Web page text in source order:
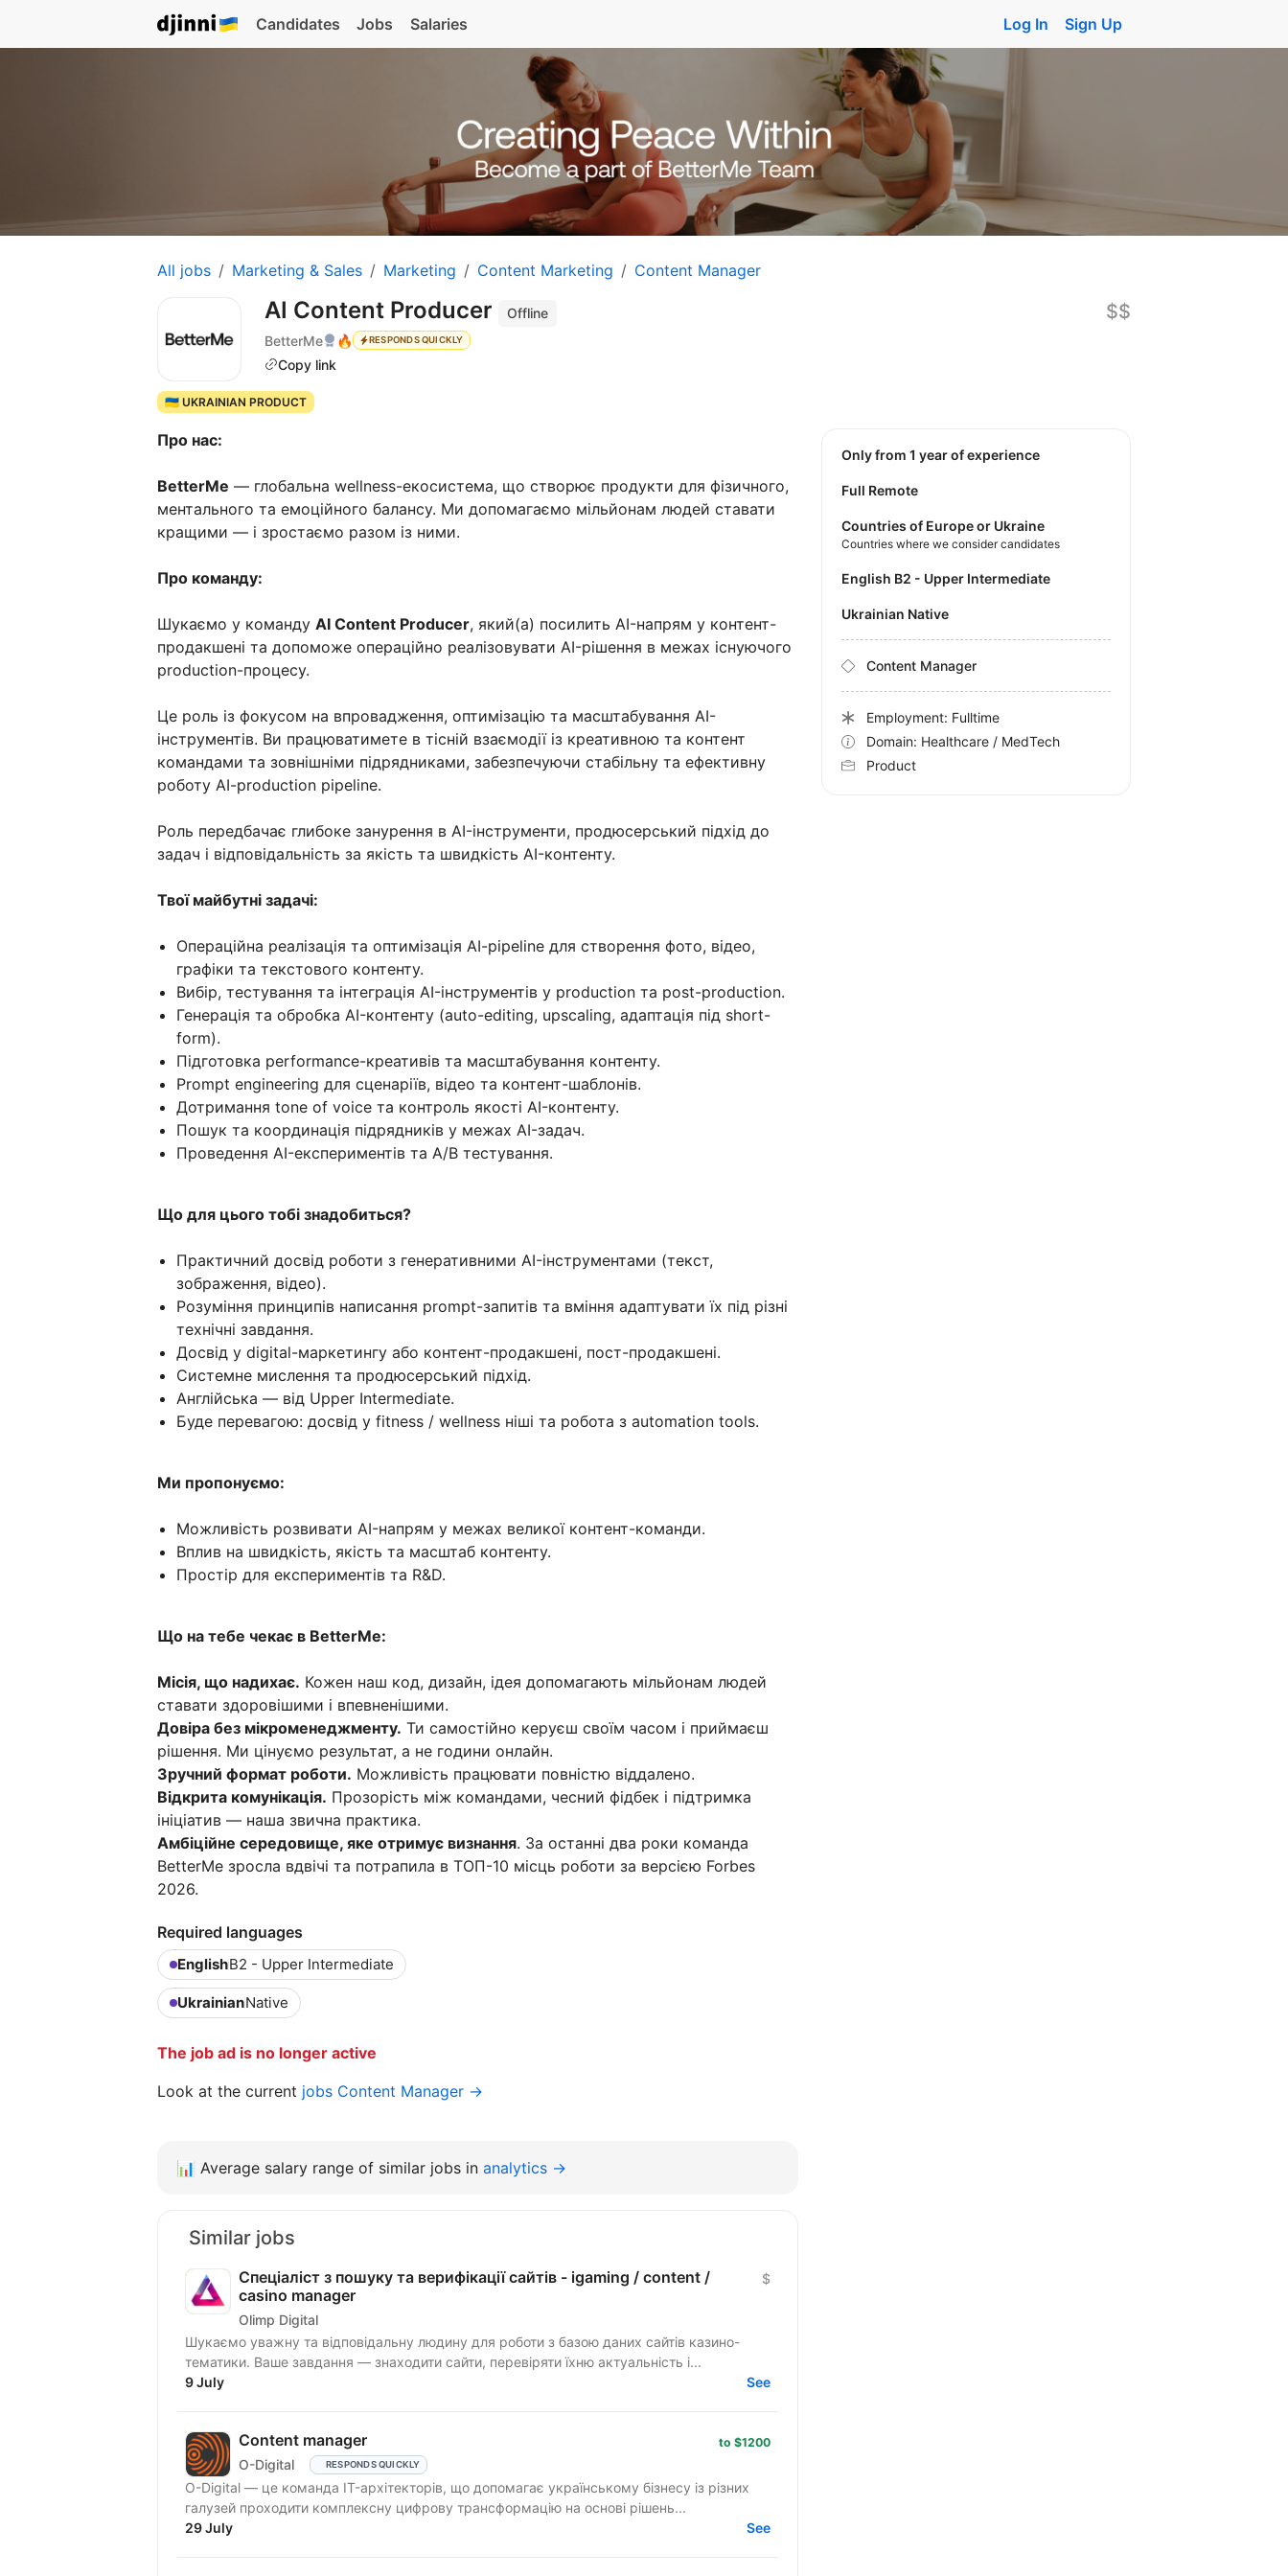
Candidates Jobs Salaries Log In Sign Up
All jobs Marketing & Sales Marketing Content Marketing Content Manager
AI Content Producer
Offline
BetterMe
🔥 RESPONDS QUICKLY
Copy link
$$
🇺🇦 UKRAINIAN PRODUCT
Про нас:
BetterMe — глобальна wellness-екосистема, що створює продукти для фізичного,
ментального та емоційного балансу. Ми допомагаємо мільйонам людей ставати
кращими — і зростаємо разом із ними.
Про команду:
Шукаємо у команду AI Content Producer, який(а) посилить AI-напрям у контент-
продакшені та допоможе операційно реалізовувати AI-рішення в межах існуючого
production-процесу.
Це роль із фокусом на впровадження, оптимізацію та масштабування AI-
інструментів. Ви працюватимете в тісній взаємодії із креативною та контент
командами та зовнішніми підрядниками, забезпечуючи стабільну та ефективну
роботу AI-production pipeline.
Роль передбачає глибоке занурення в AI-інструменти, продюсерський підхід до
задач і відповідальність за якість та швидкість AI-контенту.
Твої майбутні задачі:
Операційна реалізація та оптимізація AI-pipeline для створення фото, відео,
графіки та текстового контенту.
Вибір, тестування та інтеграція AI-інструментів у production та post-production.
Генерація та обробка AI-контенту (auto-editing, upscaling, адаптація під short-
form).
Підготовка performance-креативів та масштабування контенту.
Prompt engineering для сценаріїв, відео та контент-шаблонів.
Дотримання tone of voice та контроль якості AI-контенту.
Пошук та координація підрядників у межах AI-задач.
Проведення AI-експериментів та A/B тестування.
Що для цього тобі знадобиться?
Практичний досвід роботи з генеративними AI-інструментами (текст,
зображення, відео).
Розуміння принципів написання prompt-запитів та вміння адаптувати їх під різні
технічні завдання.
Досвід у digital-маркетингу або контент-продакшені, пост-продакшені.
Системне мислення та продюсерський підхід.
Англійська — від Upper Intermediate.
Буде перевагою: досвід у fitness / wellness ніші та робота з automation tools.
Ми пропонуємо:
Можливість розвивати AI-напрям у межах великої контент-команди.
Вплив на швидкість, якість та масштаб контенту.
Простір для експериментів та R&D.
Що на тебе чекає в BetterMe:
Місія, що надихає. Кожен наш код, дизайн, ідея допомагають мільйонам людей
ставати здоровішими і впевненішими.
Довіра без мікроменеджменту. Ти самостійно керуєш своїм часом і приймаєш
рішення. Ми цінуємо результат, а не години онлайн.
Зручний формат роботи. Можливість працювати повністю віддалено.
Відкрита комунікація. Прозорість між командами, чесний фідбек і підтримка
ініціатив — наша звична практика.
Амбіційне середовище, яке отримує визнання. За останні два роки команда
BetterMe зросла вдвічі та потрапила в ТОП-10 місць роботи за версією Forbes
2026.
Required languages
EnglishB2 - Upper Intermediate
UkrainianNative
The job ad is no longer active
Look at the current jobs Content Manager →
Only from 1 year of experience
Full Remote
Countries of Europe or Ukraine
Countries where we consider candidates
English B2 - Upper Intermediate
Ukrainian Native
Content Manager
Employment: Fulltime
Domain: Healthcare / MedTech
Product
📊 Average salary range of similar jobs in analytics →
Similar jobs
Спеціаліст з пошуку та верифікації сайтів - igaming / content /
casino manager
Olimp Digital
$
Шукаємо уважну та відповідальну людину для роботи з базою даних сайтів казино-
тематики. Ваше завдання — знаходити сайти, перевіряти їхню актуальність і...
9 July
See
Content manager
O-Digital RESPONDS QUICKLY
to $1200
O-Digital — це команда IT-архітекторів, що допомагає українському бізнесу із різних
галузей проходити комплексну цифрову трансформацію на основі рішень...
29 July
See